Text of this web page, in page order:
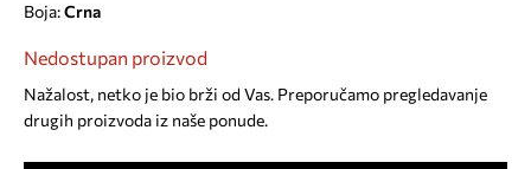
Boja: crna
Nedostupan proizvod
Nažalost, netko je bio brži od Vas. Preporučamo pregledavanje
drugih proizvoda iz naše ponude.